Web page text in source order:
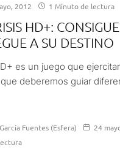
2012 1 Minuto de lectura
HD+:
A SU DESTINO
es un juego que
deberemos guiar
Fuentes (Esfera)
24